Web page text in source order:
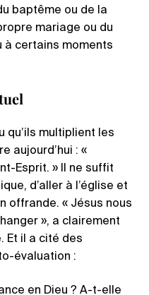
baptême ou de la
mariage ou du
à certains moments
qu’ils multiplient les
aujourd’hui : «
Esprit. » Il ne suffit
d’aller à l’église et
offrande. « Jésus nous
», a clairement
Et il a cité des
évaluation :
en Dieu ? A-t-elle